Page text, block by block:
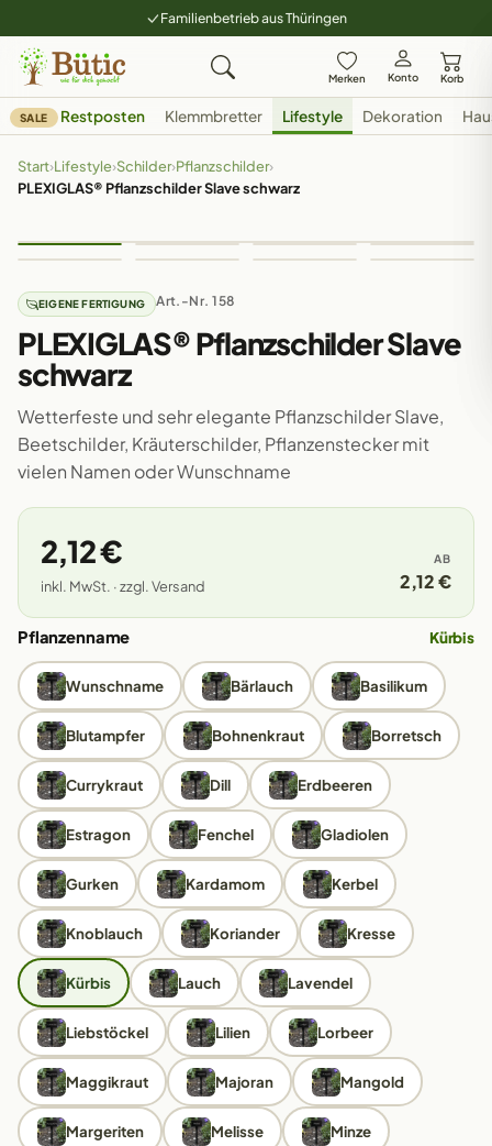
Familienbetrieb aus Thüringen
Merken Konto Korb
SALE Restposten Klemmbretter Lifestyle Dekoration
Start›Lifestyle›Schilder›Pflanzschilder›
PLEXIGLAS® Pflanzschilder Slave schwarz
EIGENE FERTIGUNG Art.-Nr. 158
PLEXIGLAS® Pflanzschilder Slave
schwarz
Wetterfeste und sehr elegante Pflanzschilder Slave,
Beetschilder, Kräuterschilder, Pflanzenstecker mit
vielen Namen oder Wunschname
2,12 €
inkl. MwSt. · zzgl. Versand
AB
2,12 €
Pflanzenname Kürbis
Wunschname Bärlauch Basilikum
Blutampfer Bohnenkraut Borretsch
Currykraut Dill Erdbeeren
Estragon Fenchel Gladiolen
Gurken Kardamom Kerbel
Knoblauch Koriander Kresse
Kürbis Lauch Lavendel
Liebstöckel Lilien Lorbeer
Maggikraut Majoran Mangold
Margeriten Melisse Minze